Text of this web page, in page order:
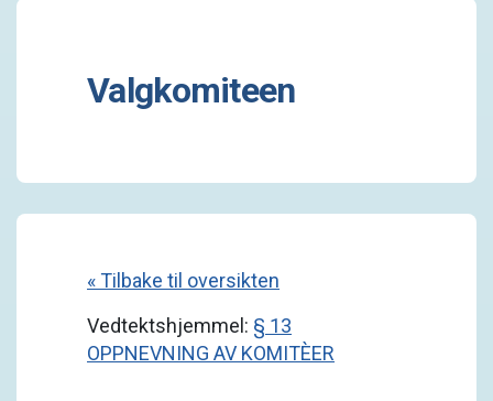
Valgkomiteen
« Tilbake til oversikten
Vedtektshjemmel: § 13
OPPNEVNING AV KOMITÈER